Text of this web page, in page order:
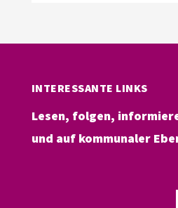
INTERESSANTE LINKS
Lesen, folgen,
und auf kommunaler